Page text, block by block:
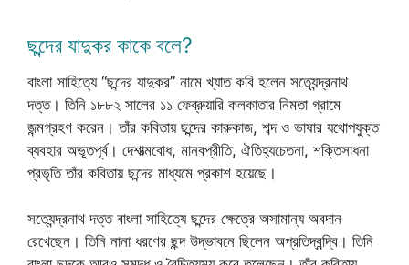
ছন্দের যাদুকর কাকে বলে?
বাংলা সাহিত্যে “ছন্দের যাদুকর” নামে খ্যাত কবি হলেন সত্যেন্দ্রনাথ
দত্ত। তিনি ১৮৮২ সালের ১১ ফেব্রুয়ারি কলকাতার নিমতা গ্রামে
জন্মগ্রহণ করেন। তাঁর কবিতায় ছন্দের কারুকাজ, শব্দ ও ভাষার যথোপযুক্ত
ব্যবহার অভূতপূর্ব। দেশাত্মবোধ, মানবপ্রীতি, ঐতিহ্যচেতনা, শক্তিসাধনা
প্রভৃতি তাঁর কবিতায় ছন্দের মাধ্যমে প্রকাশ হয়েছে।
সত্যেন্দ্রনাথ দত্ত বাংলা সাহিত্যে ছন্দের ক্ষেত্রে অসামান্য অবদান
রেখেছেন। তিনি নানা ধরণের ছন্দ উদ্ভাবনে ছিলেন অপ্রতিদ্বন্দ্বি। তিনি